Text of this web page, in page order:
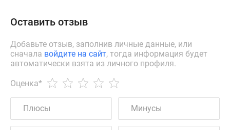
Оставить отзыв
Добавьте отзыв, заполнив личные данные, или
сначала войдите на сайт, тогда информация будет
автоматически взята из личного профиля.
Оценка*